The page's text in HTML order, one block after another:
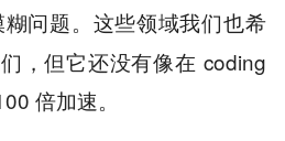
问题。 这些领域我们也希
，但它还没有像在 coding
倍加速。